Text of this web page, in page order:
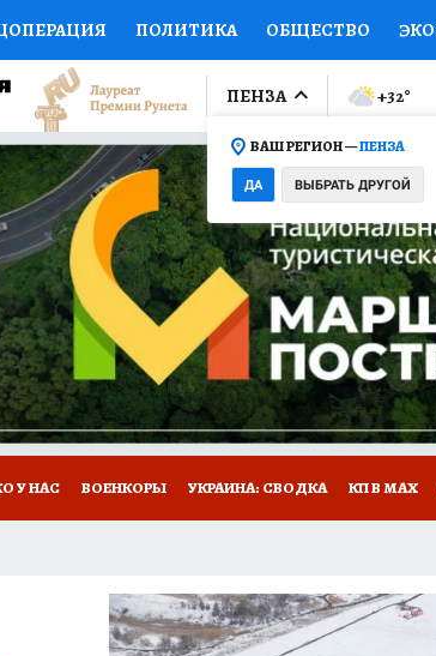
ПОЛИТИКА ОБЩЕСТВО
СПОРТ КОЛУМНИСТЫ
ФИНАНСЫ ОТКРЫВАЕМ МИР Я
НА СПОРТ ПРОМОКОДЫ СЕРИАЛЫ
ТЕЛЕВИЗОР КОЛЛЕКЦИИ
ТЕСТЫ НОВОЕ НА САЙТЕ
ПЕНЗА
ВАШ РЕГИОН —ПЕНЗА
ДА ВЫБРАТЬ ДРУГОЙ
+32°
У НАС ВОЕНКОРЫ УКРАИНА: СВОДКА КП В МАХ